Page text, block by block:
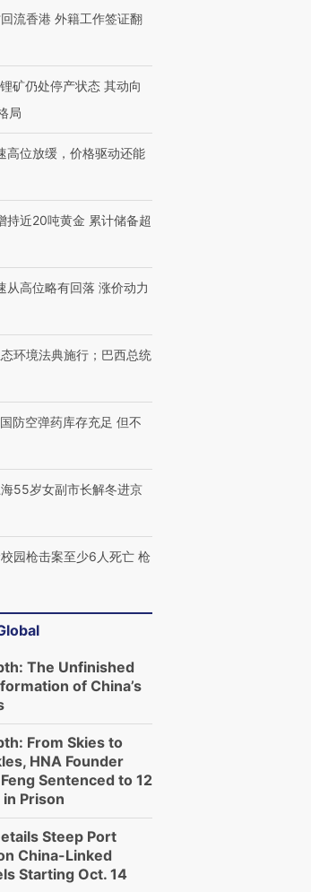
流香港 外籍工作签证翻
矿仍处停产状态 其动向
局
高位放缓，价格驱动还能
持近20吨黄金 累计储备超
从高位略有回落 涨价动力
环境法典施行；巴西总统
防空弹药库存充足 但不
55岁女副市长解冬进京
园枪击案至少6人死亡 枪
The Unfinished
of China’s
From Skies to
HNA Founder
Sentenced to 12
in Prison
Steep Port
China-Linked
Starting Oct. 14